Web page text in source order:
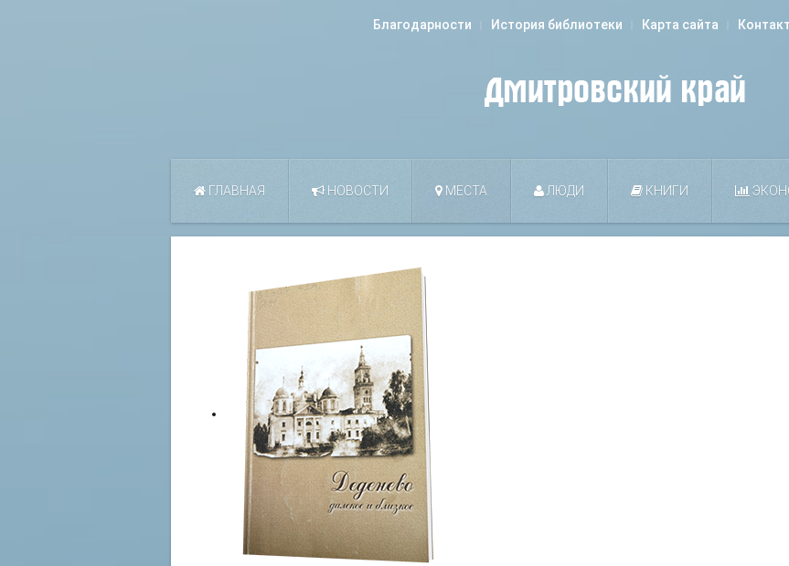
Благодарности История библиотеки Карта сайта
ГЛАВНАЯ НОВОСТИ МЕСТА ЛЮДИ КНИГИ